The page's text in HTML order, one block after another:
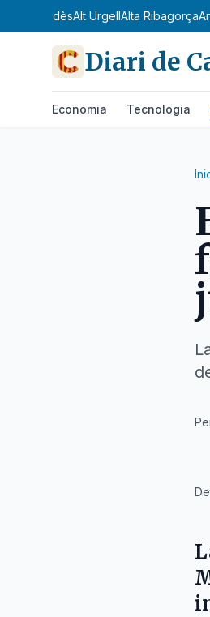
Alt PenedèsAlt UrgellAlta Ribagorça
Diari de
Economia Tecnologia